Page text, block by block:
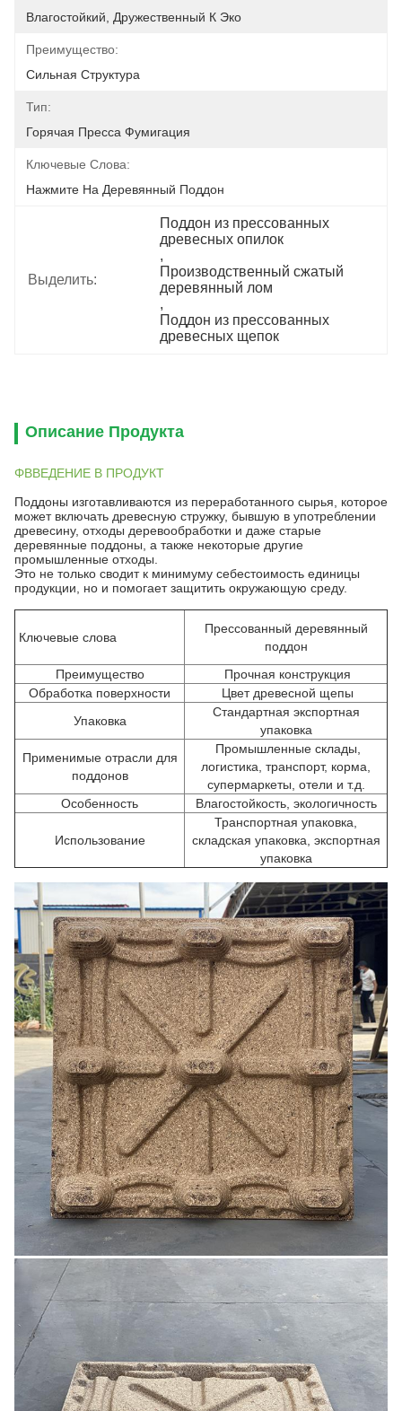
Влагостойкий, Дружественный К Эко
Преимущество:
Сильная Структура
Тип:
Горячая Пресса Фумигация
Ключевые Слова:
Нажмите На Деревянный Поддон
Выделить:
Поддон из прессованных
древесных опилок
,
Производственный сжатый
деревянный лом
,
Поддон из прессованных
древесных щепок
Описание Продукта
ΦВВЕДЕНИЕ В ПРОДУКТ
Поддоны изготавливаются из переработанного сырья, которое
может включать древесную стружку, бывшую в употреблении
древесину, отходы деревообработки и даже старые
деревянные поддоны, а также некоторые другие
промышленные отходы.
Это не только сводит к минимуму себестоимость единицы
продукции, но и помогает защитить окружающую среду.
Ключевые слова
Прессованный деревянный
поддон
Преимущество
Прочная конструкция
Обработка поверхности
Цвет древесной щепы
Упаковка
Стандартная экспортная
упаковка
Применимые отрасли для
поддонов
Промышленные склады,
логистика, транспорт, корма,
супермаркеты, отели и т.д.
Особенность
Влагостойкость, экологичность
Использование
Транспортная упаковка,
складская упаковка, экспортная
упаковка